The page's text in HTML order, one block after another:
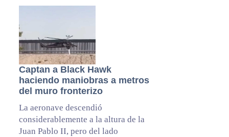
Captan a Black Hawk
haciendo maniobras a metros
del muro fronterizo
La aeronave descendió
considerablemente a la altura de la
Juan Pablo II, pero del lado